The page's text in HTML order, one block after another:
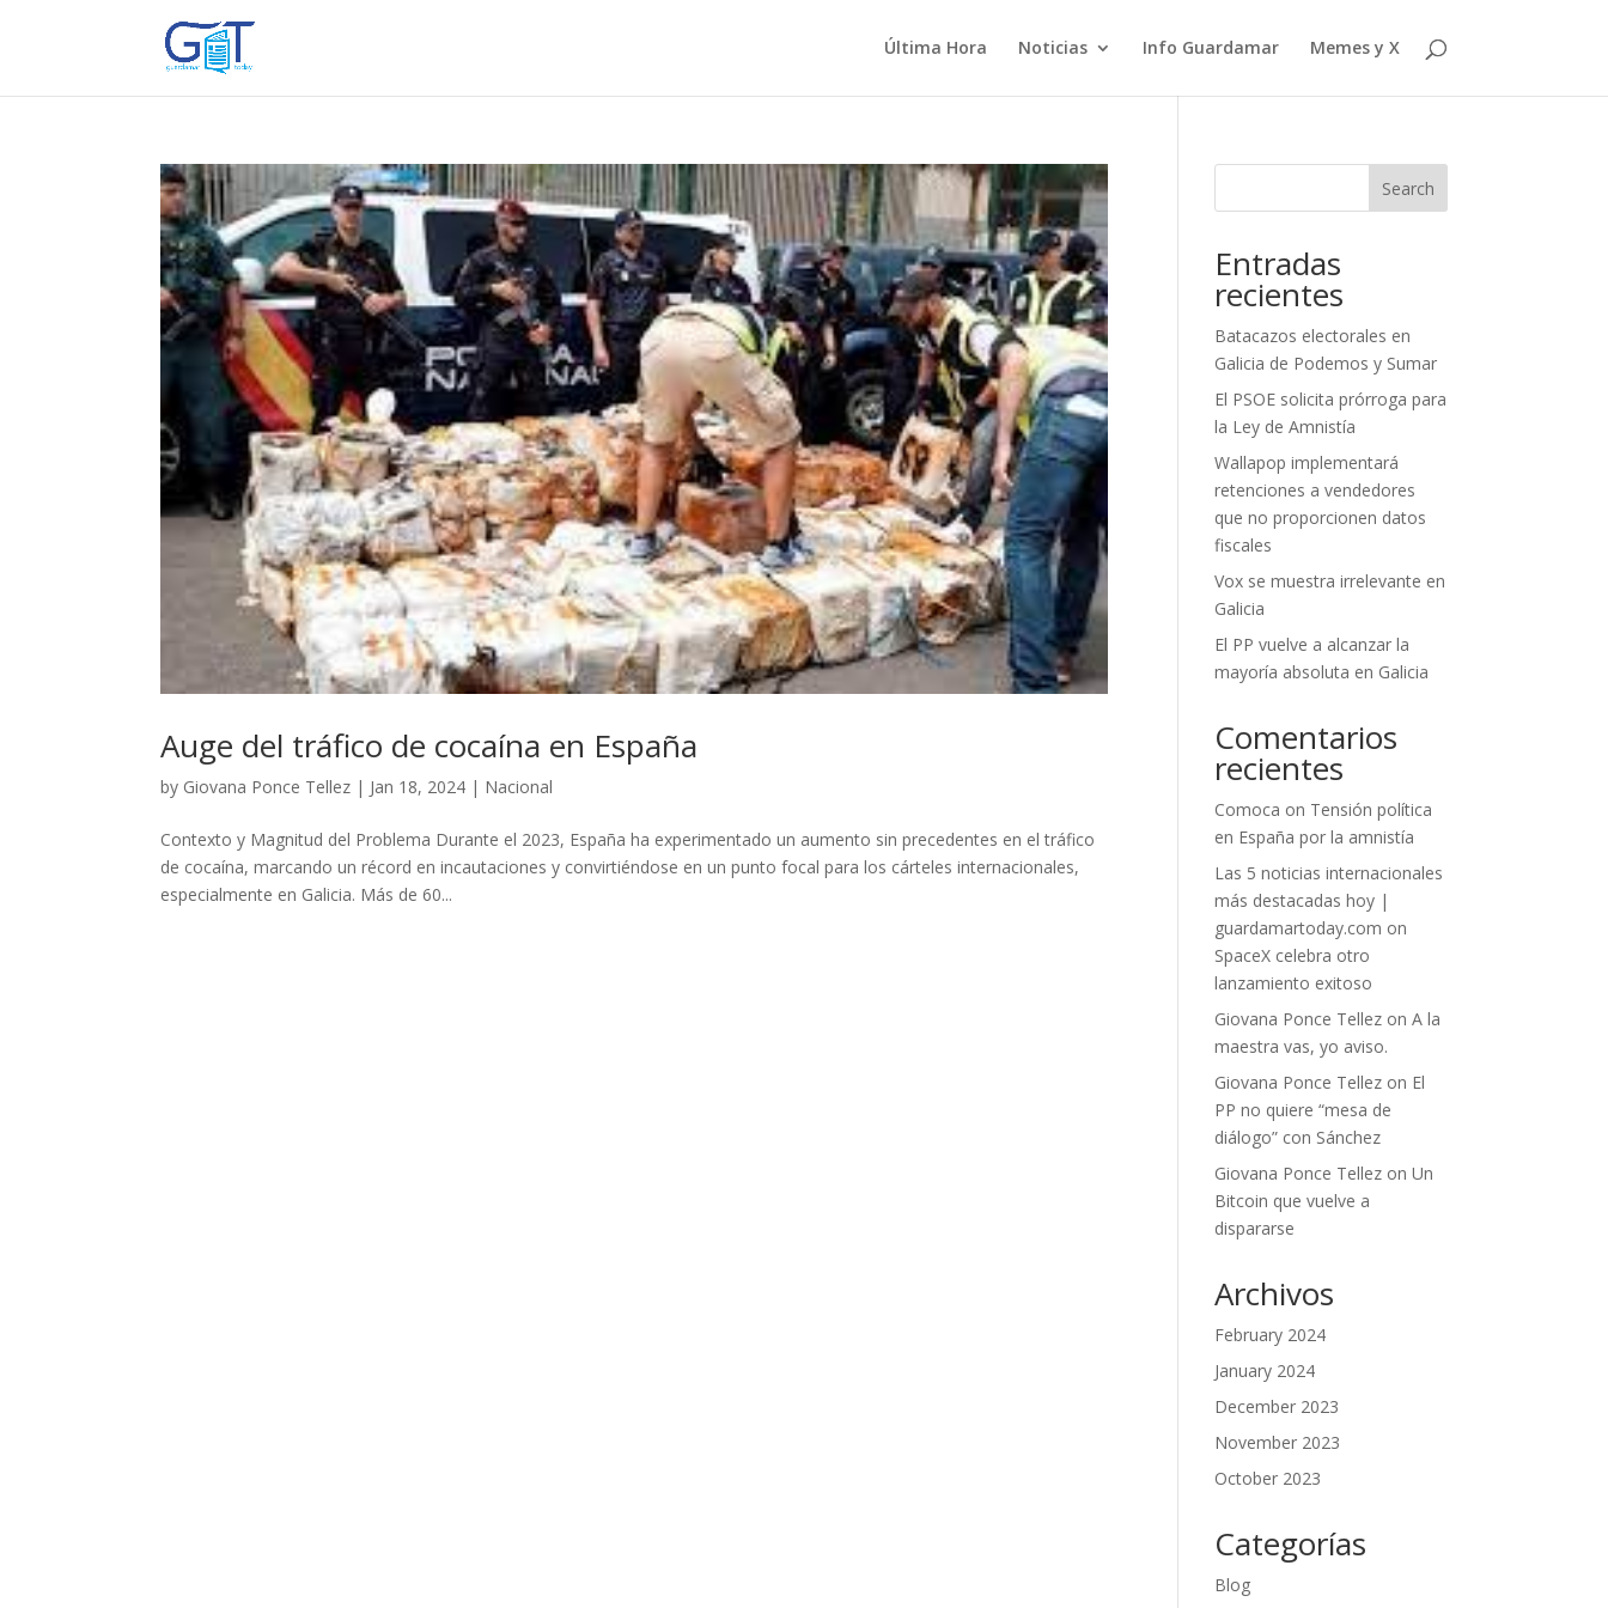
Última Hora Noticias Info Guardamar Memes y X
Auge del tráfico de cocaína en España
by Giovana Ponce Tellez | Jan 18, 2024 | Nacional
Contexto y Magnitud del Problema Durante el 2023, España ha experimentado un aumento sin precedentes en el tráfico
de cocaína, marcando un récord en incautaciones y convirtiéndose en un punto focal para los cárteles internacionales,
especialmente en Galicia. Más de 60...
Search
Entradas
recientes
Batacazos electorales en
Galicia de Podemos y Sumar
El PSOE solicita prórroga para
la Ley de Amnistía
Wallapop implementará
retenciones a vendedores
que no proporcionen datos
fiscales
Vox se muestra irrelevante en
Galicia
El PP vuelve a alcanzar la
mayoría absoluta en Galicia
Comentarios
recientes
Comoca on Tensión política
en España por la amnistía
Las 5 noticias internacionales
más destacadas hoy |
guardamartoday.com on
SpaceX celebra otro
lanzamiento exitoso
Giovana Ponce Tellez onA la
maestra vas, yo aviso.
Giovana Ponce Tellez on El
PP no quiere “mesa de
diálogo” con Sánchez
Giovana Ponce Tellez onUn
Bitcoin que vuelve a
dispararse
Archivos
February 2024
January 2024
December 2023
November 2023
October 2023
Categorías
Blog